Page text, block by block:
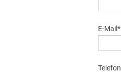
E-Mail*
Telefon